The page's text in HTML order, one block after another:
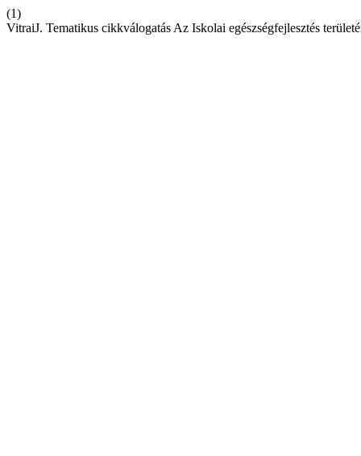
(1)
VitraiJ. Tematikus cikkválogatás Az Iskolai egészségfejlesztés